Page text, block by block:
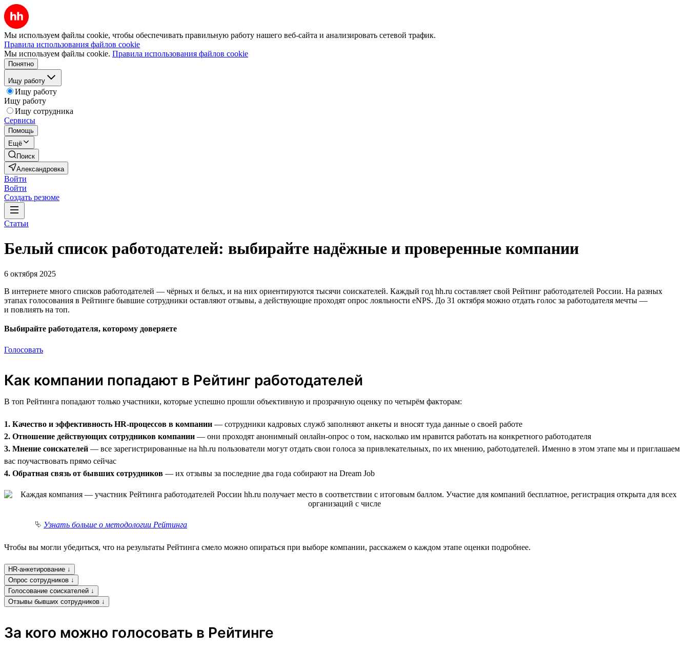
Мы используем файлы cookie, чтобы обеспечивать правильную работу нашего веб-сайта и анализировать сетевой трафик.
Правила использования файлов cookie
Мы используем файлы cookie. Правила использования файлов cookie
Понятно
Ищу работу
Ищу работу
Ищу работу
Ищу сотрудника
Сервисы
Помощь
Ещё
Поиск
Александровка
Войти
Войти
Создать резюме
Статьи
Белый список работодателей: выбирайте надёжные и проверенные компании
6 октября 2025
В интернете много списков работодателей — чёрных и белых, и на них ориентируются тысячи соискателей. Каждый год hh.ru составляет свой Рейтинг работодателей России. На разных
этапах голосования в Рейтинге бывшие сотрудники оставляют отзывы, а действующие проходят опрос лояльности eNPS. До 31 октября можно отдать голос за работодателя мечты —
и повлиять на топ.
Выбирайте работодателя, которому доверяете
Голосовать
Как компании попадают в Рейтинг работодателей
В топ Рейтинга попадают только участники, которые успешно прошли объективную и прозрачную оценку по четырём факторам:
1. Качество и эффективность HR-процессов в компании — сотрудники кадровых служб заполняют анкеты и вносят туда данные о своей работе
2. Отношение действующих сотрудников компании — они проходят анонимный онлайн-опрос о том, насколько им нравится работать на конкретного работодателя
3. Мнение соискателей — все зарегистрированные на hh.ru пользователи могут отдать свои голоса за привлекательных, по их мнению, работодателей. Именно в этом этапе мы и приглашаем
вас поучаствовать прямо сейчас
4. Обратная связь от бывших сотрудников — их отзывы за последние два года собирают на Dream Job
⮱ Узнать больше о методологии Рейтинга
Чтобы вы могли убедиться, что на результаты Рейтинга смело можно опираться при выборе компании, расскажем о каждом этапе оценки подробнее.
HR-анкетирование ↓
Опрос сотрудников ↓
Голосование соискателей ↓
Отзывы бывших сотрудников ↓
За кого можно голосовать в Рейтинге